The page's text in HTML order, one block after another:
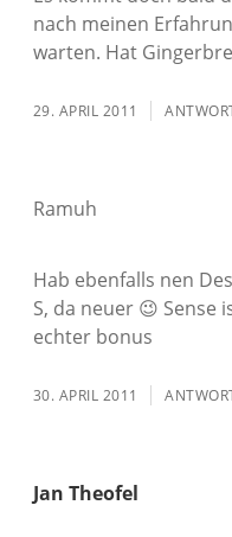
nach meinen
warten. Hat
29. APRIL 2011
Ramuh
Hab ebenfalls nen
S, da neuer 😉 Sense
echter bonus
30. APRIL 2011
Jan Theofel